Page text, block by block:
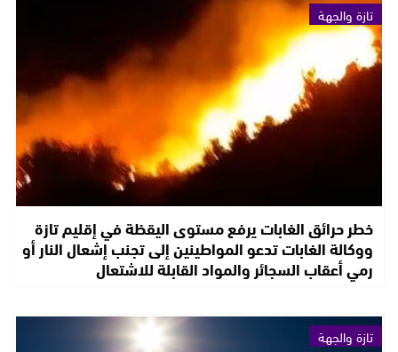
تازة والجهة
خطر حرائق الغابات يرفع مستوى اليقظة في إقليم تازة
ووكالة الغابات تدعو المواطينين إلى تجنب إشعال النار أو
رمي أعقاب السجائر والمواد القابلة للاشتعال
تازة والجهة